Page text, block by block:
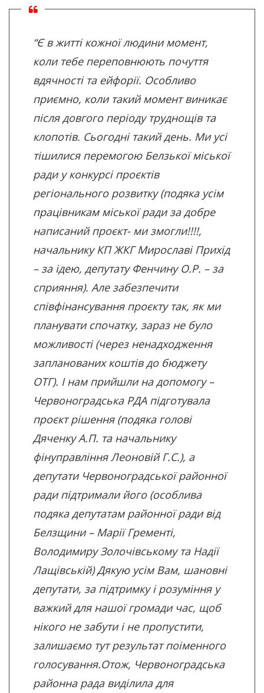
“Є в житті кожної людини момент,
коли тебе переповнюють почуття
вдячності та ейфорії. Особливо
приємно, коли такий момент виникає
після довгого періоду труднощів та
клопотів. Сьогодні такий день. Ми усі
тішилися перемогою Белзької міської
ради у конкурсі проєктів
регіонального розвитку (подяка усім
працівникам міської ради за добре
написаний проєкт- ми змогли!!!!,
начальнику КП ЖКГ Мирославі Прихід
– за ідею, депутату Фенчину О.Р. – за
сприяння). Але забезпечити
співфінансування проєкту так, як ми
планувати спочатку, зараз не було
можливості (через ненадходження
запланованих коштів до бюджету
ОТГ). І нам прийшли на допомогу –
Червоноградська РДА підготувала
проєкт рішення (подяка голові
Дяченку А.П. та начальнику
фінуправління Леоновій Г.С.), а
депутати Червоноградської районної
ради підтримали його (особлива
подяка депутатам районної ради від
Белзщини – Марії Гременті,
Володимиру Золочівському та Надії
Лащівській) Дякую усім Вам, шановні
депутати, за підтримку і розуміння у
важкий для нашої громади час, щоб
нікого не забути і не пропустити,
залишаємо тут результат поіменного
голосування.Отож, Червоноградська
районна рада виділила для